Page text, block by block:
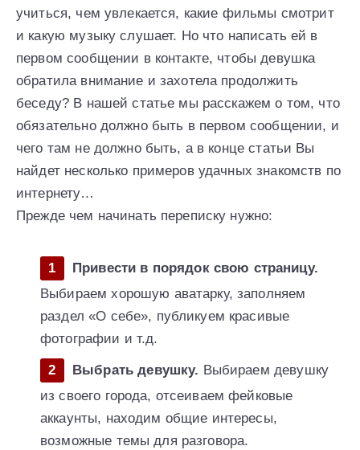
учиться, чем увлекается, какие фильмы смотрит
и какую музыку слушает. Но что написать ей в
первом сообщении в контакте, чтобы девушка
обратила внимание и захотела продолжить
беседу? В нашей статье мы расскажем о том, что
обязательно должно быть в первом сообщении, и
чего там не должно быть, а в конце статьи Вы
найдет несколько примеров удачных знакомств по
интернету…
Прежде чем начинать переписку нужно:
Привести в порядок свою страницу.
Выбираем хорошую аватарку, заполняем
раздел «О себе», публикуем красивые
фотографии и т.д.
Выбрать девушку. Выбираем девушку
из своего города, отсеиваем фейковые
аккаунты, находим общие интересы,
возможные темы для разговора.